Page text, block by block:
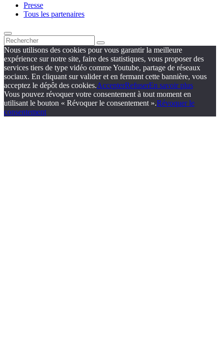
Presse
Tous les partenaires
Nous utilisons des cookies pour vous garantir la meilleure
expérience sur notre site, faire des statistiques, vous proposer des
services tiers de type vidéo comme Youtube, partage de réseaux
sociaux. En cliquant sur valider et en fermant cette bannière, vous
acceptez le dépôt des cookies.AccepterRefuserEn savoir plus
Vous pouvez révoquer votre consentement à tout moment en
utilisant le bouton « Révoquer le consentement ».Révoquer le
consentement